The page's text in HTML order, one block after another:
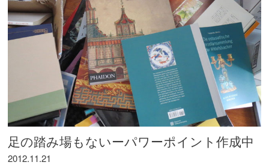
足の踏み場もないーパワーポイント作成中
2012.11.21